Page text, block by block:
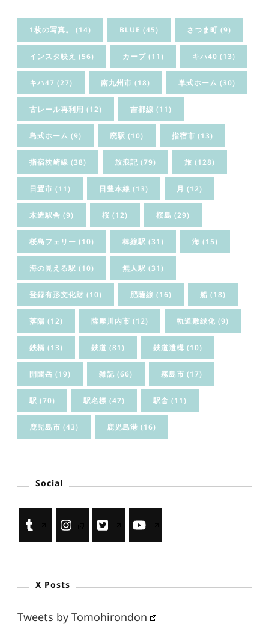
1枚の写真。 (14) BLUE (45) さつま町 (9)
インスタ映え (56) カーブ (11) キハ40 (13)
キハ47 (27) 南九州市 (18) 単式ホーム (30)
古レール再利用 (12) 吉都線 (11)
島式ホーム (9) 廃駅 (10) 指宿市 (13)
指宿枕崎線 (38) 放浪記 (79) 旅 (128)
日置市 (11) 日豊本線 (13) 月 (12)
木造駅舎 (9) 桜 (12) 桜島 (29)
桜島フェリー (10) 棒線駅 (31) 海 (15)
海の見える駅 (10) 無人駅 (31)
登録有形文化財 (10) 肥薩線 (16) 船 (18)
落陽 (12) 薩摩川内市 (12) 軌道敷緑化 (9)
鉄橋 (13) 鉄道 (81) 鉄道遺構 (10)
開聞岳 (19) 雑記 (66) 霧島市 (17)
駅 (70) 駅名標 (47) 駅舎 (11)
鹿児島市 (43) 鹿児島港 (16)
Social
X Posts
Tweets by Tomohirondon